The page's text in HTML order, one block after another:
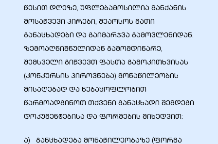
წესით დღეზე, უფლებამოსილია მანქანის
მოსაწვევი პირები, შეაოსოს მათი
განაცხადები და გაიმარჯვა გამოვლენიდან.
ზემოაღნიშნულიდან გამომდინარე,
შემსველი გიწვევთ ფასთა გამოკითხვისას
(კონკურსის პიროვნება) მონაწილეობის
მისაღებად და ნებაყოფლობით
წარმოადგინოთ თქვენი განაცხადი შემდეგი
დოკუმენტებისა და ფორმების მიხედვით:
ა) განცხადება მონაწილეობაზე (ფორმა